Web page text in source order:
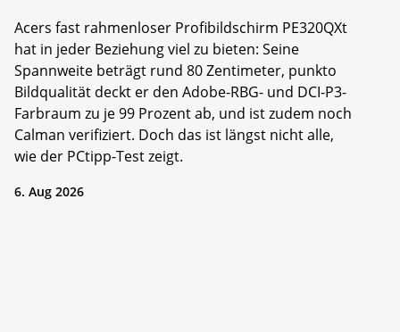
Acers fast rahmenloser Profibildschirm PE320QXt
hat in jeder Beziehung viel zu bieten: Seine
Spannweite beträgt rund 80 Zentimeter, punkto
Bildqualität deckt er den Adobe-RBG- und DCI-P3-
Farbraum zu je 99 Prozent ab, und ist zudem noch
Calman verifiziert. Doch das ist längst nicht alle,
wie der PCtipp-Test zeigt.
6. Aug 2026